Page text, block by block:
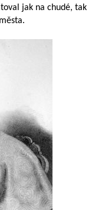
jak na chudé, tak